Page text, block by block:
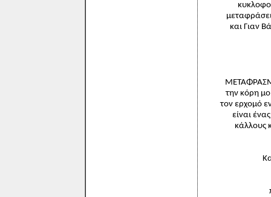
και Γιαν
την κόρη
τον ερχομό
είναι
κάλλους